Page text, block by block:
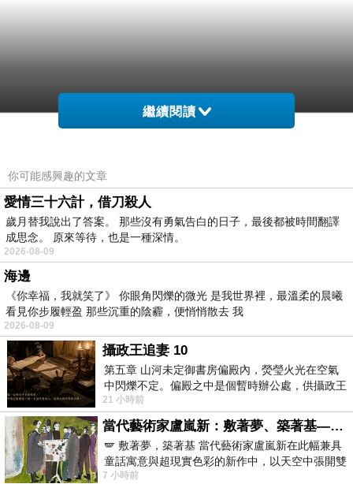
繼續閱讀
你可能感興趣的文章
愛情三十六計，借刀殺人
歲月替我說出了答案。 那些沒有勇氣告白的日子，最後都被時間翻譯
成思念。 原來等待，也是一種深情。
2026-08-09
海邊
《你幸福，我就笑了》 你眼角閃爍的微光 是我世界裡，最溫柔的晨曦
看見你步履輕盈 那些沉重的陰霾，便悄悄散去 我
2026-08-09
攝政王追妻 10
第五章 山河未定御書房偏殿內，熒瑩火光在空氣
中閃爍不定。偏殿之中是個暫時辦公處，供攝政王
於皇宮內廷裡處理公務已然很多年。房內
21 小時前
當代藝術家盧嵐新：敷著夢、築著基——讓筆觸成為存在過的證據，將相遇的溫度熔鑄成新的模樣
🪽 敷著夢，築著基 當代藝術家盧嵐新在此幅兼具
童話寓意與超現實色彩的新作中，以天空中張開雙
翼的神聖形象與地面上聚集的人群對話，
7 小時前